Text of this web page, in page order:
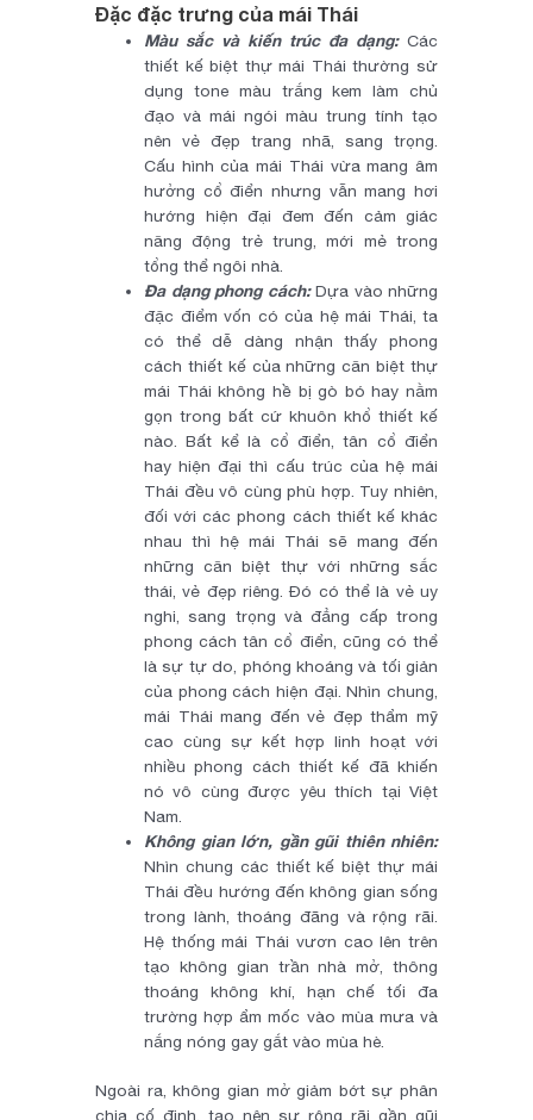
Đặc đặc trưng của mái Thái
Màu sắc và kiến trúc đa dạng:Các
thiết kế biệt thự mái Thái thường sử
dụng tone màu trắng kem làm chủ
đạo và mái ngói màu trung tính tạo
nên vẻ đẹp trang nhã, sang trọng.
Cấu hình của mái Thái vừa mang âm
hưởng cổ điển nhưng vẫn mang hơi
hướng hiện đại đem đến cảm giác
năng động trẻ trung, mới mẻ trong
tổng thể ngôi nhà.
Đa dạng phong cách:Dựa vào những
đặc điểm vốn có của hệ mái Thái, ta
có thể dễ dàng nhận thấy phong
cách thiết kế của những căn biệt thự
mái Thái không hề bị gò bó hay nằm
gọn trong bất cứ khuôn khổ thiết kế
nào. Bất kể là cổ điển, tân cổ điển
hay hiện đại thì cấu trúc của hệ mái
Thái đều vô cùng phù hợp. Tuy nhiên,
đối với các phong cách thiết kế khác
nhau thì hệ mái Thái sẽ mang đến
những căn biệt thự với những sắc
thái, vẻ đẹp riêng. Đó có thể là vẻ uy
nghi, sang trọng và đẳng cấp trong
phong cách tân cổ điển, cũng có thể
là sự tự do, phóng khoáng và tối giản
của phong cách hiện đại. Nhìn chung,
mái Thái mang đến vẻ đẹp thẩm mỹ
cao cùng sự kết hợp linh hoạt với
nhiều phong cách thiết kế đã khiến
nó vô cùng được yêu thích tại Việt
Nam.
Không gian lớn, gần gũi thiên nhiên:
Nhìn chung các thiết kế biệt thự mái
Thái đều hướng đến không gian sống
trong lành, thoáng đãng và rộng rãi.
Hệ thống mái Thái vươn cao lên trên
tạo không gian trần nhà mở, thông
thoáng không khí, hạn chế tối đa
trường hợp ẩm mốc vào mùa mưa và
nắng nóng gay gắt vào mùa hè.
Ngoài ra, không gian mở giảm bớt sự phân
chia cố định, tạo nên sự rộng rãi gần gũi